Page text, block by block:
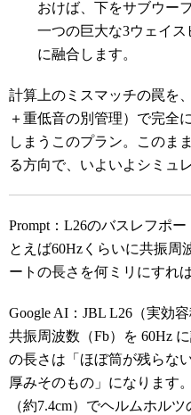
おけば、下をサブウー
一つの巨大な3ウェイ
に融合します。
計算上のミスマッチの罠を
＋重低音の別管理）で完全
しまうこのプラン。このま
る方向で、いよいよシミュ
Prompt：L26のバスレフポ
とえば60Hzくらいに共振周
ートの長さを何ミリにすれ
Google AI：JBL L26（実効
共振周波数（Fb）を 60Hz
の長さは「ほぼ筒が残らな
厚みそのもの」になります
（約7.4cm）でヘルムホル